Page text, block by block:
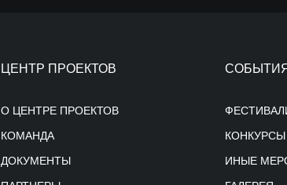
ЦЕНТР ПРОЕКТОВ
О ЦЕНТРЕ ПРОЕКТОВ
КОМАНДА
ДОКУМЕНТЫ
СОБЫТИЯ
ИНЫЕ